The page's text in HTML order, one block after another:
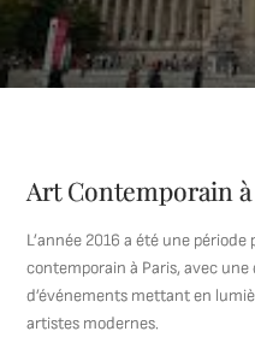
Art Contemporain à
L’année 2016 a été une
contemporain à Paris, avec une
d’événements mettant en
artistes modernes.